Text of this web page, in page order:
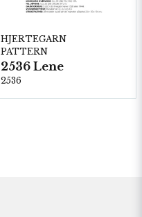
HJERTEGARN
PATTERN
2536 Lene
2536